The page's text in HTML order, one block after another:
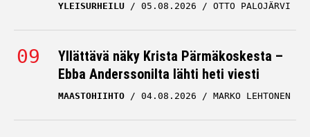
YLEISURHEILU 05.08.2026 OTTO PALOJÄRVI
Yllättävä näky Krista Pärmäkoskesta –
Ebba Anderssonilta lähti heti viesti
MAASTOHIIHTO 04.08.2026 MARKO LEHTONEN